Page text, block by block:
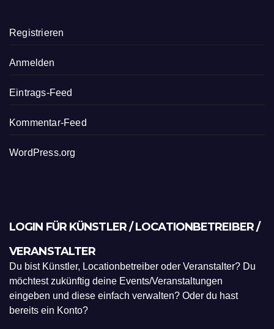
Registrieren
Anmelden
Eintrags-Feed
Kommentar-Feed
WordPress.org
LOGIN FÜR KÜNSTLER / LOCATIONBETREIBER /
VERANSTALTER
Du bist Künstler, Locationbetreiber oder Veranstalter? Du
möchtest zukünftig deine Events/Veranstaltungen
eingeben und diese einfach verwalten? Oder du hast
bereits ein Konto?